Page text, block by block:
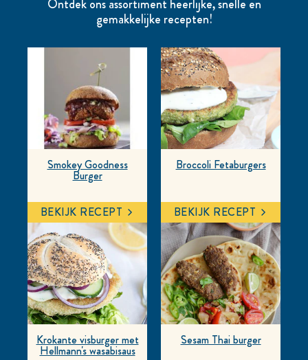
Ontdek ons assortiment heerlijke, snelle en
gemakkelijke recepten!
Smokey Goodness
Burger
BEKIJK RECEPT
Broccoli Fetaburgers
BEKIJK RECEPT
Krokante visburger met
Hellmann's wasabisaus
Sesam Thai burger